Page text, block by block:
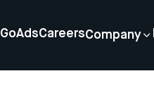
GoAdsCareersCompany